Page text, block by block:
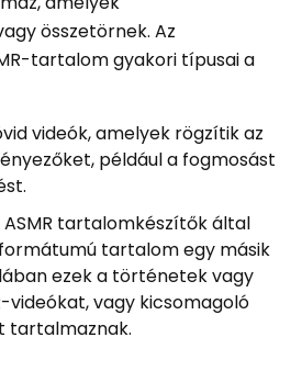
összetörnek. Az
tartalom gyakori típusai a
videók, amelyek rögzítik az
például a fogmosást
tartalomkészítők által
tartalom egy másik
ezek a történetek vagy
videókat, vagy kicsomagoló
tartalmaznak.